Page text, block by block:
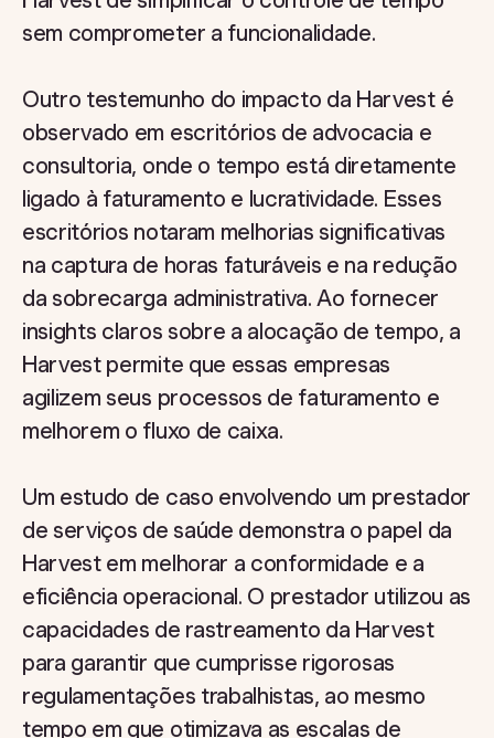
sem comprometer a funcionalidade.
Outro testemunho do impacto da Harvest é
observado em escritórios de advocacia e
consultoria, onde o tempo está diretamente
ligado à faturamento e lucratividade. Esses
escritórios notaram melhorias significativas
na captura de horas faturáveis e na redução
da sobrecarga administrativa. Ao fornecer
insights claros sobre a alocação de tempo, a
Harvest permite que essas empresas
agilizem seus processos de faturamento e
melhorem o fluxo de caixa.
Um estudo de caso envolvendo um prestador
de serviços de saúde demonstra o papel da
Harvest em melhorar a conformidade e a
eficiência operacional. O prestador utilizou as
capacidades de rastreamento da Harvest
para garantir que cumprisse rigorosas
regulamentações trabalhistas, ao mesmo
tempo em que otimizava as escalas de